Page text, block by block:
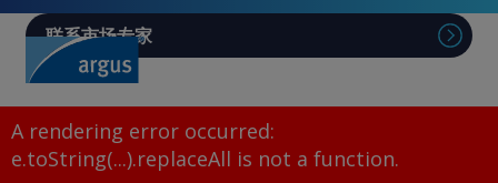
联系市场专家
A rendering error occurred:
e.toString(...).replaceAll is not a function.